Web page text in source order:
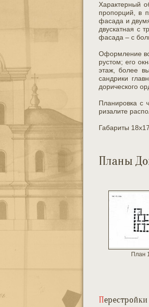
Характерный
пропорций, в
фасада и
двускатная с
фасада – с
Оформление
рустом; его
этаж, более
сандрики
дорического
Планировка с
ризалите
Габариты
Планы
План